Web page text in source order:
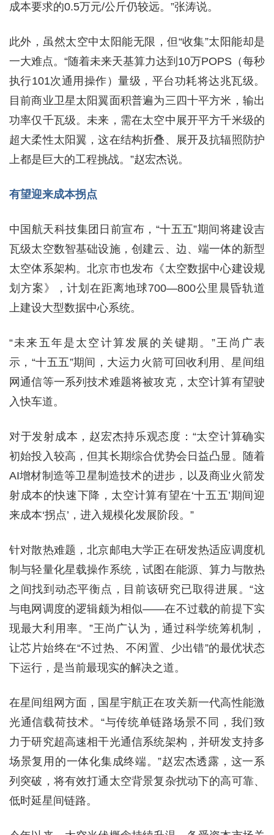
成本要求的0.5万元/公斤仍较远。”张涛说。
此外，虽然太空中太阳能无限，但“收集”太阳能却是
一大难点。“随着未来天基算力达到10万POPS（每秒
执行101次通用操作）量级，平台功耗将达兆瓦级。
目前商业卫星太阳翼面积普遍为三四十平方米，输出
功率仅千瓦级。未来，需在太空中展开平方千米级的
超大柔性太阳翼，这在结构折叠、展开及抗辐照防护
上都是巨大的工程挑战。”赵宏杰说。
有望迎来成本拐点
中国航天科技集团日前宣布，“十五五”期间将建设吉
瓦级太空数智基础设施，创建云、边、端一体的新型
太空体系架构。北京市也发布《太空数据中心建设规
划方案》，计划在距离地球700—800公里晨昏轨道
上建设大型数据中心系统。
“未来五年是太空计算发展的关键期。”王尚广表
示，“十五五”期间，大运力火箭可回收利用、星间组
网通信等一系列技术难题将被攻克，太空计算有望驶
入快车道。
对于发射成本，赵宏杰持乐观态度：“太空计算确实
初始投入较高，但其长期综合优势会日益凸显。随着
AI增材制造等卫星制造技术的进步，以及商业火箭发
射成本的快速下降，太空计算有望在‘十五五’期间迎
来成本‘拐点’，进入规模化发展阶段。”
针对散热难题，北京邮电大学正在研发热适应调度机
制与轻量化星载操作系统，试图在能源、算力与散热
之间找到动态平衡点，目前该研究已取得进展。“这
与电网调度的逻辑颇为相似——在不过载的前提下实
现最大利用率。”王尚广认为，通过科学统筹机制，
让芯片始终在“不过热、不闲置、少出错”的最优状态
下运行，是当前最现实的解决之道。
在星间组网方面，国星宇航正在攻关新一代高性能激
光通信载荷技术。“与传统单链路场景不同，我们致
力于研究超高速相干光通信系统架构，并研发支持多
场景复用的一体化集成终端。”赵宏杰透露，这一系
列突破，将有效打通太空背景复杂扰动下的高可靠、
低时延星间链路。